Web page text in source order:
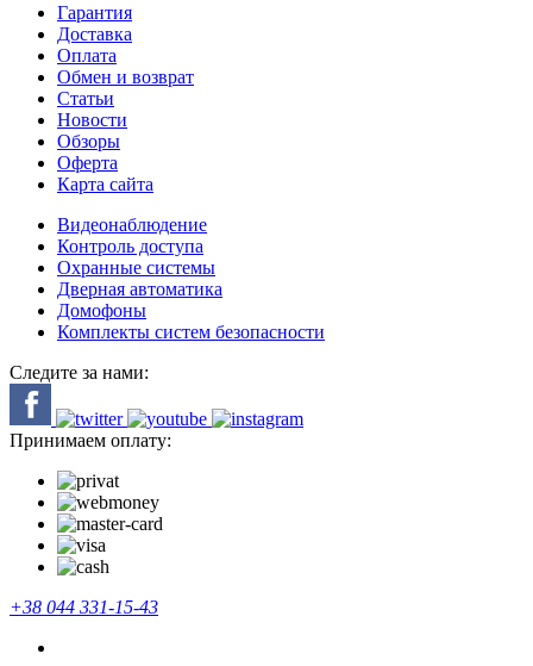
Гарантия
Доставка
Оплата
Обмен и возврат
Статьи
Новости
Обзоры
Оферта
Карта сайта
Видеонаблюдение
Контроль доступа
Охранные системы
Дверная автоматика
Домофоны
Комплекты систем безопасности
Следите за нами:
Принимаем оплату:
+38 044 331-15-43